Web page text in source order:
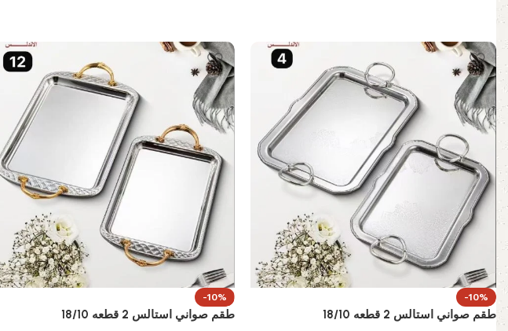
-10%
طقم صواني استالس 2 قطعه 18/10
-10%
طقم صواني استالس 2 قطعه 18/10